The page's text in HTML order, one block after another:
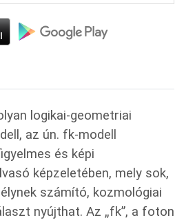
logikai-geometriai
az ún. fk-modell
és képi
képzeletében, mely sok,
számító, kozmológiai
nyújthat. Az „fk”, a foton